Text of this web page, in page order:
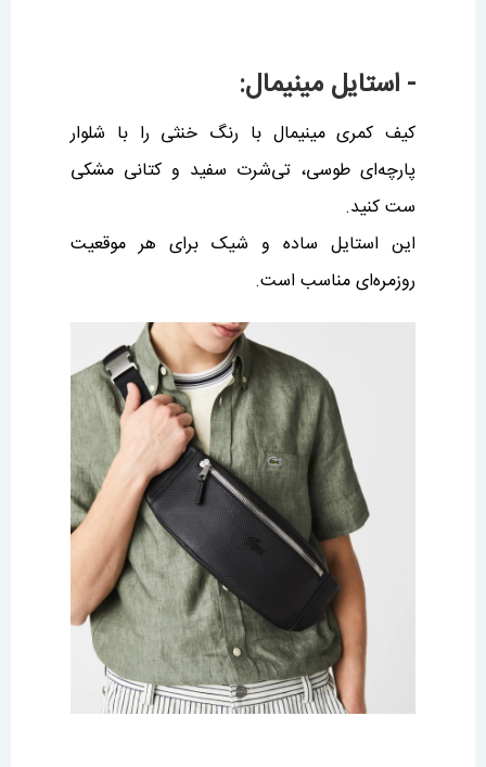
- استایل مینیمال:
کیف کمری مینیمال با رنگ خنثی را با شلوار
پارچه‌ای طوسی، تی‌شرت سفید و کتانی مشکی
ست کنید.
این استایل ساده و شیک برای هر موقعیت
روزمره‌ای مناسب است.